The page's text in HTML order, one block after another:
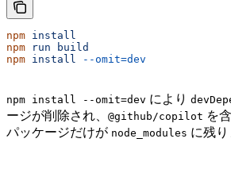
npm install
npm run build
npm install --omit=dev
npm install --omit=dev により
ージが削除され、 @github/copilot を
パッケージだけが node_modules に残り